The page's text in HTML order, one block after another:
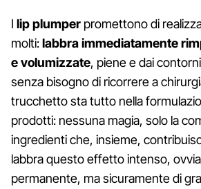
I lip plumper promettono di
molti:labbra immediatamente
e volumizzate, piene e dai
senza bisogno di ricorrere a
trucchetto sta tutto nella
prodotti: nessuna magia, solo la
ingredienti che, insieme,
labbra questo effetto intenso,
permanente, ma sicuramente di